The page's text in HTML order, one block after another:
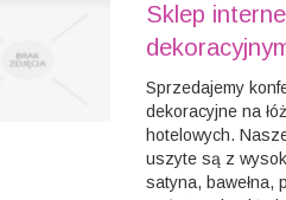
Sklep
Sprzedajemy
dekoracyjne na
hotelowych.
uszyte są z
satyna, bawełna,